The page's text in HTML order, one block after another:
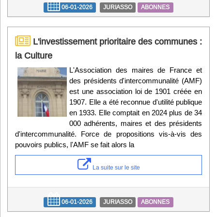
06-01-2026 JURIASSO ABONNES
L'investissement prioritaire des communes :
la Culture
L'Association des maires de France et
des présidents d'intercommunalité (AMF)
est une association loi de 1901 créée en
1907. Elle a été reconnue d'utilité publique
en 1933. Elle comptait en 2024 plus de 34
000 adhérents, maires et des présidents
d'intercommunalité. Force de propositions vis-à-vis des
pouvoirs publics, l'AMF se fait alors la
La suite sur le site
06-01-2026 JURIASSO ABONNES